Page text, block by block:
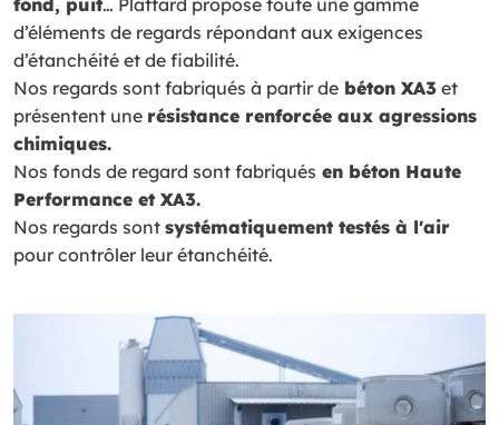
fond, puit… Plattard propose toute une gamme
d’éléments de regards répondant aux exigences
d’étanchéité et de fiabilité.
Nos regards sont fabriqués à partir de béton XA3 et
présentent une résistance renforcée aux agressions
chimiques.
Nos fonds de regard sont fabriqués en béton Haute
Performance et XA3.
Nos regards sont systématiquement testés à l'air
pour contrôler leur étanchéité.